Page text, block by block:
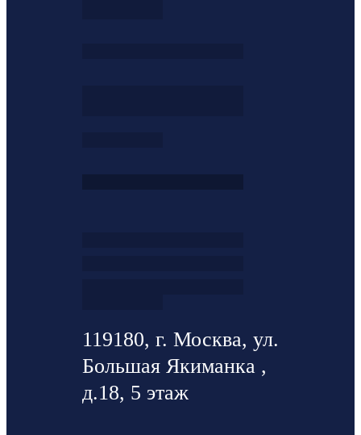
119180, г. Москва, ул.
Большая Якиманка ,
д.18, 5 этаж